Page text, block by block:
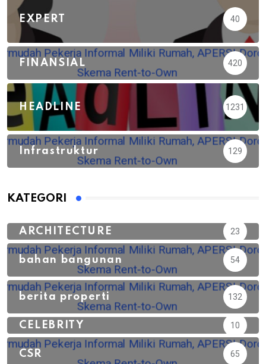
EXPERT 40
FINANSIAL 420
HEADLINE 1231
Infrastruktur 129
KATEGORI
ARCHITECTURE 23
bahan bangunan 54
berita properti 132
CELEBRITY 10
CSR 65